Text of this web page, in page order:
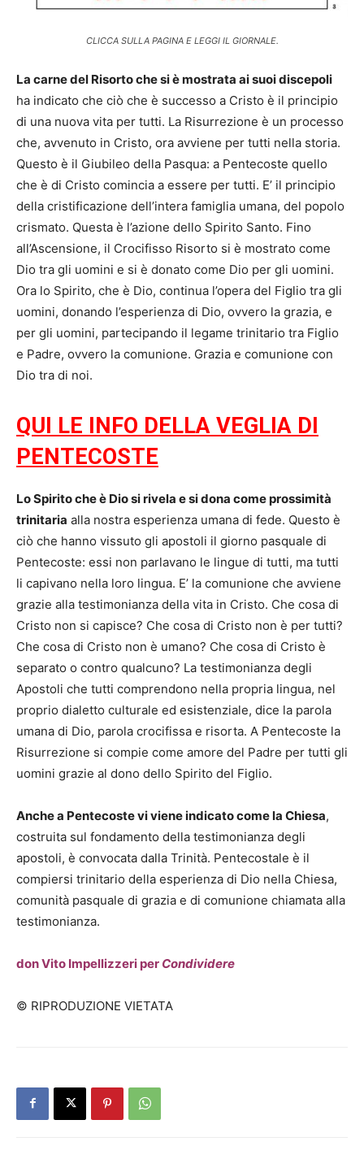
CLICCA SULLA PAGINA E LEGGI IL GIORNALE.
La carne del Risorto che si è mostrata ai suoi discepoli
ha indicato che ciò che è successo a Cristo è il principio
di una nuova vita per tutti. La Risurrezione è un processo
che, avvenuto in Cristo, ora avviene per tutti nella storia.
Questo è il Giubileo della Pasqua: a Pentecoste quello
che è di Cristo comincia a essere per tutti. E’ il principio
della cristificazione dell’intera famiglia umana, del popolo
crismato. Questa è l’azione dello Spirito Santo. Fino
all’Ascensione, il Crocifisso Risorto si è mostrato come
Dio tra gli uomini e si è donato come Dio per gli uomini.
Ora lo Spirito, che è Dio, continua l’opera del Figlio tra gli
uomini, donando l’esperienza di Dio, ovvero la grazia, e
per gli uomini, partecipando il legame trinitario tra Figlio
e Padre, ovvero la comunione. Grazia e comunione con
Dio tra di noi.
QUI LE INFO DELLA VEGLIA DI
PENTECOSTE
Lo Spirito che è Dio si rivela e si dona come prossimità
trinitaria alla nostra esperienza umana di fede. Questo è
ciò che hanno vissuto gli apostoli il giorno pasquale di
Pentecoste: essi non parlavano le lingue di tutti, ma tutti
li capivano nella loro lingua. E’ la comunione che avviene
grazie alla testimonianza della vita in Cristo. Che cosa di
Cristo non si capisce? Che cosa di Cristo non è per tutti?
Che cosa di Cristo non è umano? Che cosa di Cristo è
separato o contro qualcuno? La testimonianza degli
Apostoli che tutti comprendono nella propria lingua, nel
proprio dialetto culturale ed esistenziale, dice la parola
umana di Dio, parola crocifissa e risorta. A Pentecoste la
Risurrezione si compie come amore del Padre per tutti gli
uomini grazie al dono dello Spirito del Figlio.
Anche a Pentecoste vi viene indicato come la Chiesa,
costruita sul fondamento della testimonianza degli
apostoli, è convocata dalla Trinità. Pentecostale è il
compiersi trinitario della esperienza di Dio nella Chiesa,
comunità pasquale di grazia e di comunione chiamata alla
testimonianza.
don Vito Impellizzeri per Condividere
© RIPRODUZIONE VIETATA